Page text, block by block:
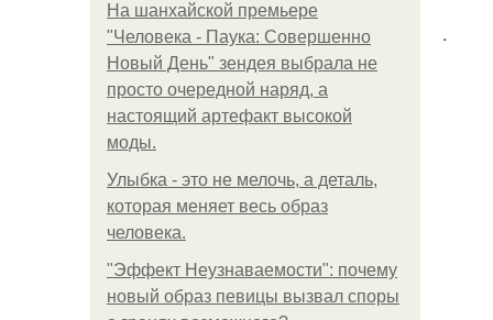
На шанхайской премьере
"Человека - Паука: Совершенно
Новый День" зендея выбрала не
просто очередной наряд, а
настоящий артефакт высокой
моды.
Улыбка - это не мелочь, а деталь,
которая меняет весь образ
человека.
"Эффект Неузнаваемости": почему
новый образ певицы вызвал споры
.